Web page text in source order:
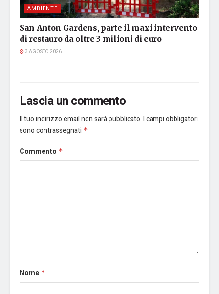
AMBIENTE
San Anton Gardens, parte il maxi intervento
di restauro da oltre 3 milioni di euro
3 AGOSTO 2026
Lascia un commento
Il tuo indirizzo email non sarà pubblicato.I campi obbligatori
sono contrassegnati *
Commento *
Nome *